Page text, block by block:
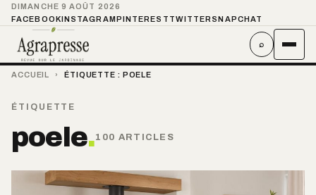
DIMANCHE 9 AOÛT 2026
FACEBOOKINSTAGRAMPINTEREST TWITTER SNAPCHAT
⌕
ACCUEIL › ÉTIQUETTE : POELE
ÉTIQUETTE
poele.100 ARTICLES